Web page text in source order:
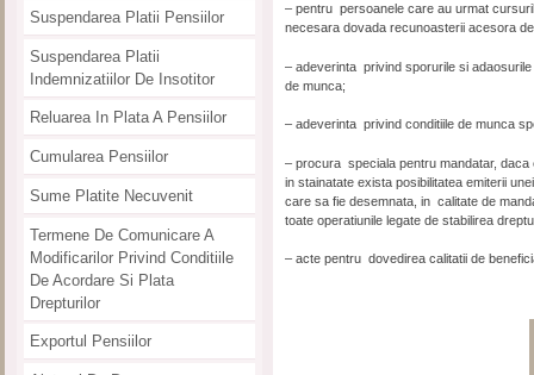
– pentru persoanele care au urmat
necesara dovada recunoasterii acesora
– adeverinta privind sporurile si
de munca;
– adeverinta privind conditiile de munca
– procura speciala pentru mandatar,
in stainatate exista posibilitatea emiterii
care sa fie desemnata, in calitate de
toate operatiunile legate de stabilirea
– acte pentru dovedirea calitatii de
Suspendarea Platii Pensiilor
Suspendarea Platii
Indemnizatiilor De Insotitor
Reluarea In Plata A Pensiilor
Cumularea Pensiilor
Sume Platite Necuvenit
Termene De Comunicare A
Modificarilor Privind Conditiile
De Acordare Si Plata
Drepturilor
Exportul Pensiilor